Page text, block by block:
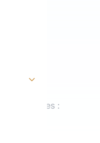
décryptages :
projet